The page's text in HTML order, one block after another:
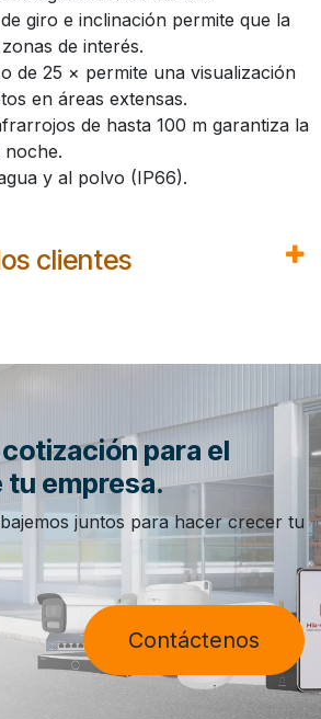
giro e inclinación permite que la
de interés.
de 25 × permite una visualización
en áreas extensas.
de hasta 100 m garantiza la
noche.
y al polvo (IP66).
clientes
para el
empresa.
juntos para hacer crecer tu
Contáctenos